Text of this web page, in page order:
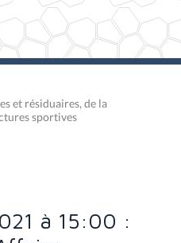
et résiduaires, de la
sportives
à 15:00 :